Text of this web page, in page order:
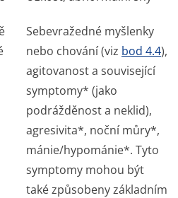
Sebevražedné myšlenky
nebo chování (viz bod 4.4),
agitovanost a související
symptomy* (jako
podrážděnost a neklid),
agresivita*, noční můry*,
mánie/hypománie*. Tyto
symptomy mohou být
také způsobeny základním